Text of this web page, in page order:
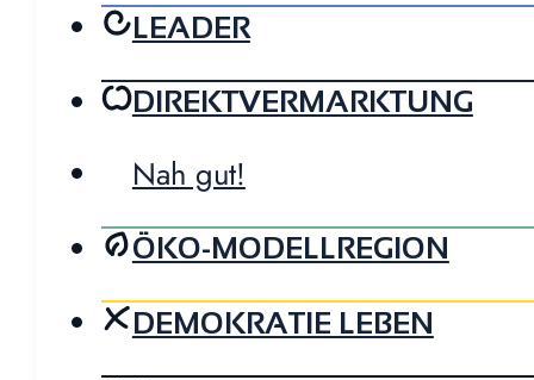
LEADER
DIREKTVERMARKTUNG
Nah gut!
ÖKO-MODELLREGION
DEMOKRATIE LEBEN